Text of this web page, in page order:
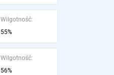
Wilgotność:
55%
Wilgotność:
56%